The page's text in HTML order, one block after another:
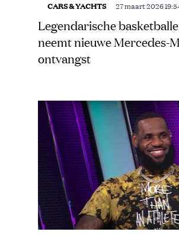
CARS & YACHTS 27 maart 2026
Legendarische
neemt nieuwe Mercedes-
ontvangst